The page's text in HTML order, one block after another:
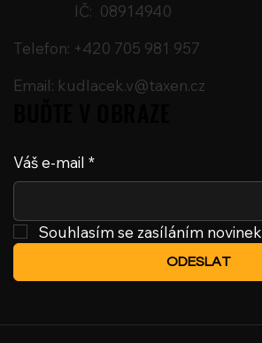
IČ: 08914940
Telefon: +420 705 981 957
Email: kudlacek.v@taxen.cz
Váš e-mail *
Souhlasím se zasíláním novinek
ODESLAT